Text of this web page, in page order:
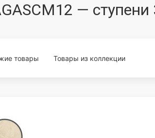
—
товары Товары из коллекции